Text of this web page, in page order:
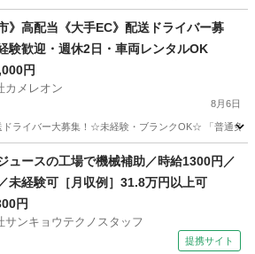
ー Amazon
》高配当《大手EC》配送ドライバー募
験歓迎・週休2日・車両レンタルOK
円
カメレオン
8月6日
ドライバー大募集！☆未経験・ブランクOK☆ 「普通免
ー 積み込み
ュースの工場で機械補助／時給1300円／
未経験可［月収例］31.8万円以上可
円
サンキョウテクノスタッフ
提携サイト